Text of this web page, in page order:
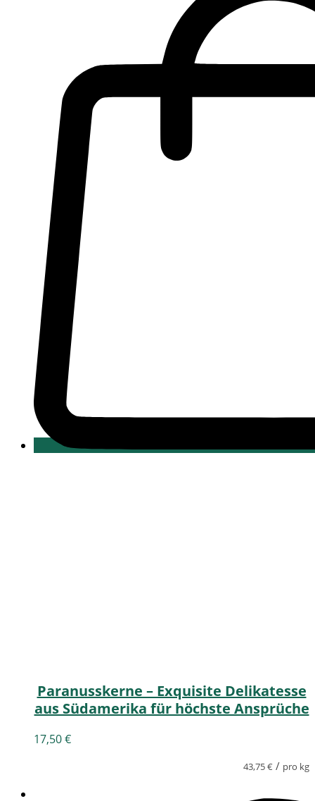
Paranusskerne – Exquisite Delikatesse
aus Südamerika für höchste Ansprüche
17,50€
43,75€ / pro kg